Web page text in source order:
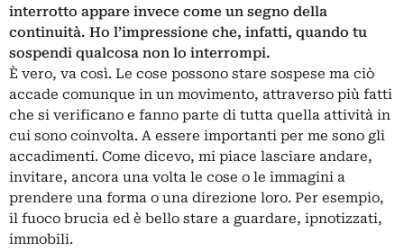
interrotto appare invece come un segno della
continuità. Ho l’impressione che, infatti, quando tu
sospendi qualcosa non lo interrompi.
È vero, va così. Le cose possono stare sospese ma ciò
accade comunque in un movimento, attraverso più fatti
che si verificano e fanno parte di tutta quella attività in
cui sono coinvolta. A essere importanti per me sono gli
accadimenti. Come dicevo, mi piace lasciare andare,
invitare, ancora una volta le cose o le immagini a
prendere una forma o una direzione loro. Per esempio,
il fuoco brucia ed è bello stare a guardare, ipnotizzati,
immobili.